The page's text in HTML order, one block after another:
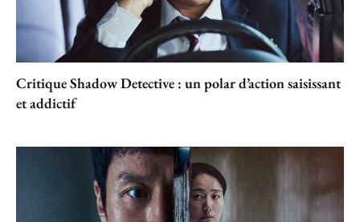
Critique Shadow Detective : un polar d’action saisissant
et addictif